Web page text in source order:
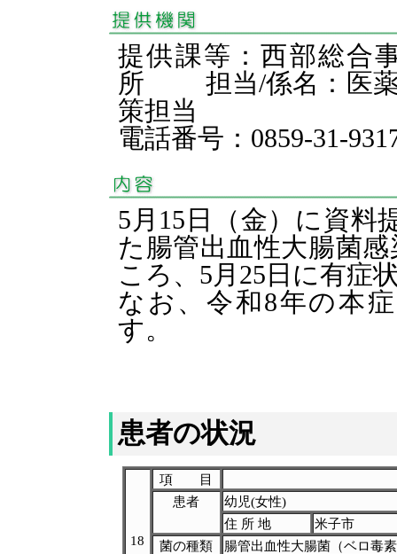
提供課等：西部総合
所 担当/係名：医薬
策担当
電話番号：0859-31-
5月15日（金）に資料
た腸管出血性大腸菌
ころ、5月25日に有症
なお、令和8年の本
す。
患者の状況
18
項 目
患者
幼児(女性)
住 所 地
米子市
菌の種類
腸管出血性大腸菌（ベロ毒